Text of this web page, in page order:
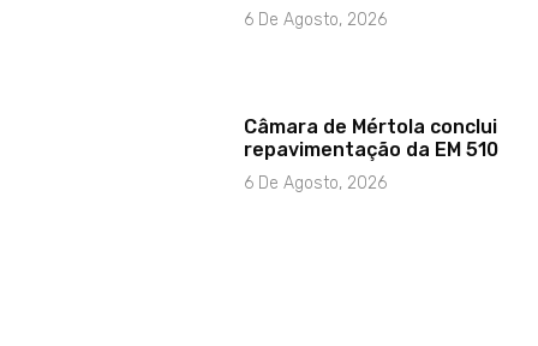
6 De Agosto, 2026
Câmara de Mértola conclui
repavimentação da EM 510
6 De Agosto, 2026